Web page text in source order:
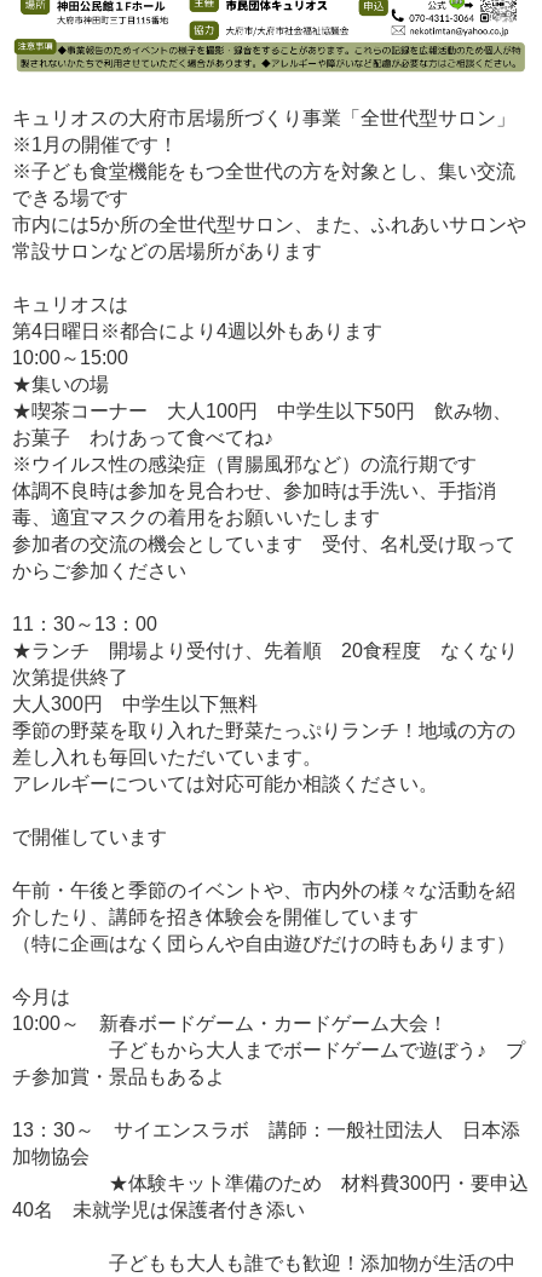
キュリオスの大府市居場所づくり事業「全世代型サロン」
※1月の開催です！
※子ども食堂機能をもつ全世代の方を対象とし、集い交流
できる場です
市内には5か所の全世代型サロン、また、ふれあいサロンや
常設サロンなどの居場所があります
キュリオスは
第4日曜日※都合により4週以外もあります
10:00～15:00
★集いの場
★喫茶コーナー 大人100円 中学生以下50円 飲み物、
お菓子 わけあって食べてね♪
※ウイルス性の感染症（胃腸風邪など）の流行期です
体調不良時は参加を見合わせ、参加時は手洗い、手指消
毒、適宜マスクの着用をお願いいたします
参加者の交流の機会としています 受付、名札受け取って
からご参加ください
11：30～13：00
★ランチ 開場より受付け、先着順 20食程度 なくなり
次第提供終了
大人300円 中学生以下無料
季節の野菜を取り入れた野菜たっぷりランチ！地域の方の
差し入れも毎回いただいています。
アレルギーについては対応可能か相談ください。
で開催しています
午前・午後と季節のイベントや、市内外の様々な活動を紹
介したり、講師を招き体験会を開催しています
（特に企画はなく団らんや自由遊びだけの時もあります）
今月は
10:00～ 新春ボードゲーム・カードゲーム大会！
子どもから大人までボードゲームで遊ぼう♪ プ
チ参加賞・景品もあるよ
13：30～ サイエンスラボ 講師：一般社団法人 日本添
加物協会
★体験キット準備のため 材料費300円・要申込
40名 未就学児は保護者付き添い
子どもも大人も誰でも歓迎！添加物が生活の中